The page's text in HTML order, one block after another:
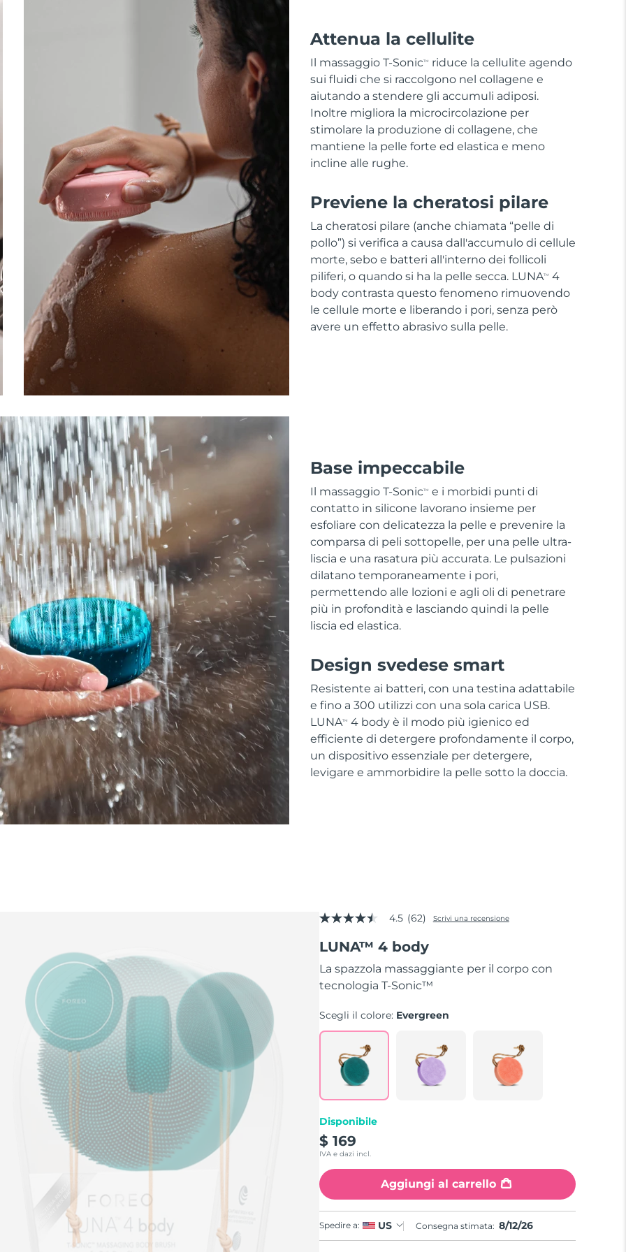
Attenua la cellulite
Il massaggio T-SonicTM
riduce la cellulite agendo
sui fluidi che si raccolgono nel collagene e
aiutando a stendere gli accumuli adiposi.
Inoltre migliora la microcircolazione per
stimolare la produzione di collagene, che
mantiene la pelle forte ed elastica e meno
incline alle rughe.
Previene la cheratosi pilare
La cheratosi pilare (anche chiamata “pelle di
pollo”) si verifica a causa dall'accumulo di cellule
morte, sebo e batteri all'interno dei follicoli
piliferi, o quando si ha la pelle secca. LUNATM
4
body contrasta questo fenomeno rimuovendo
le cellule morte e liberando i pori, senza però
avere un effetto abrasivo sulla pelle.
Base impeccabile
Il massaggio T-SonicTM
e i morbidi punti di
contatto in silicone lavorano insieme per
esfoliare con delicatezza la pelle e prevenire la
comparsa di peli sottopelle, per una pelle ultra-
liscia e una rasatura più accurata. Le pulsazioni
dilatano temporaneamente i pori,
permettendo alle lozioni e agli oli di penetrare
più in profondità e lasciando quindi la pelle
liscia ed elastica.
Design svedese smart
Resistente ai batteri, con una testina adattabile
e fino a 300 utilizzi con una sola carica USB.
LUNATM
4 body è il modo più igienico ed
efficiente di detergere profondamente il corpo,
un dispositivo essenziale per detergere,
levigare e ammorbidire la pelle sotto la doccia.
4.5
su
,
valore
di
medio.
Read
62
Reviews.
Stesso
link
pagina.
4.5 (62) Scrivi una recensione
LUNA™ 4 body
La spazzola massaggiante per il corpo con
tecnologia T-Sonic™
Scegli il colore: Evergreen
Disponibile
$ 169
IVA e dazi incl.
Aggiungi al carrello
Spedire a: US Consegna stimata: 8/12/26